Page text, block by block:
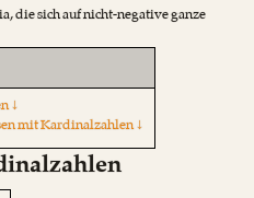
die sich auf nicht-negative ganze
↓
mit Kardinalzahlen ↓